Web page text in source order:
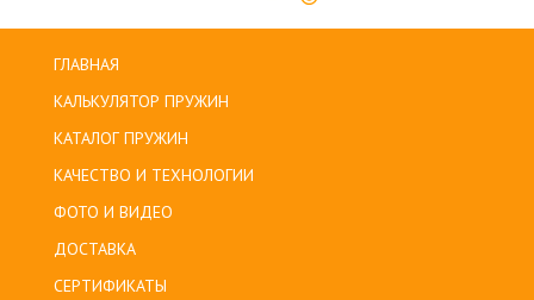
ГЛАВНАЯ
КАЛЬКУЛЯТОР ПРУЖИН
КАТАЛОГ ПРУЖИН
КАЧЕСТВО И ТЕХНОЛОГИИ
ФОТО И ВИДЕО
ДОСТАВКА
СЕРТИФИКАТЫ